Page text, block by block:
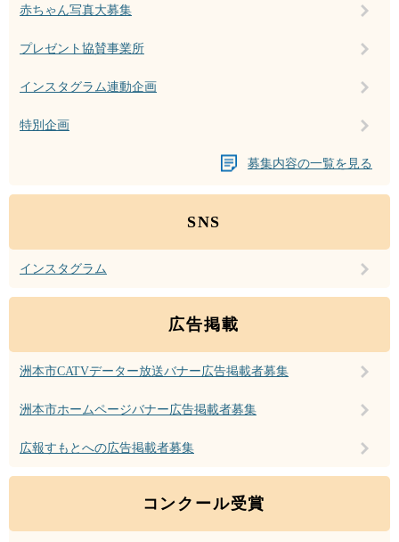
赤ちゃん写真大募集
プレゼント協賛事業所
インスタグラム連動企画
特別企画
募集内容の一覧を見る
SNS
インスタグラム
広告掲載
洲本市CATVデーター放送バナー広告掲載者募集
洲本市ホームページバナー広告掲載者募集
広報すもとへの広告掲載者募集
コンクール受賞